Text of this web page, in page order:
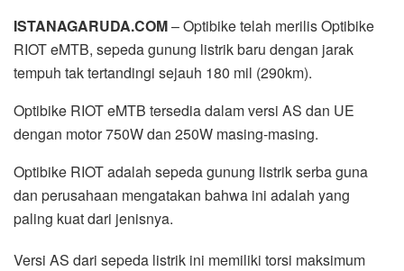
ISTANAGARUDA.COM– Optibike telah merilis Optibike
RIOT eMTB, sepeda gunung listrik baru dengan jarak
tempuh tak tertandingi sejauh 180 mil (290km).
Optibike RIOT eMTB tersedia dalam versi AS dan UE
dengan motor 750W dan 250W masing-masing.
Optibike RIOT adalah sepeda gunung listrik serba guna
dan perusahaan mengatakan bahwa ini adalah yang
paling kuat dari jenisnya.
Versi AS dari sepeda listrik ini memiliki torsi maksimum